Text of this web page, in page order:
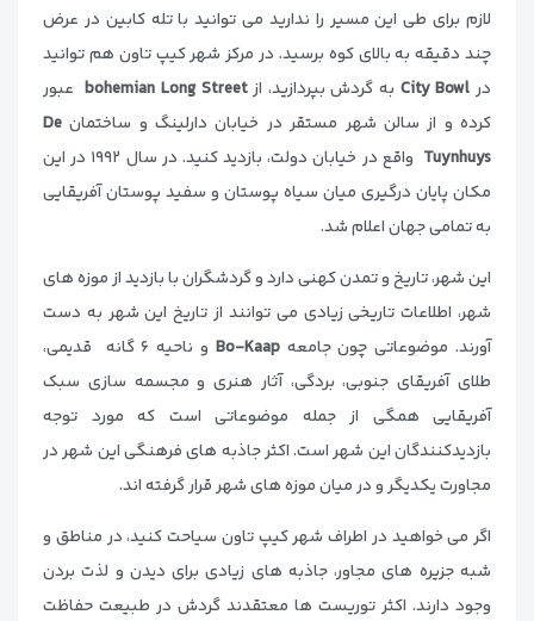
لازم برای طی این مسیر را ندارید می توانید با تله کابین در عرض
چند دقیقه به بالای کوه برسید. در مرکز شهر کیپ تاون هم توانید
در City Bowl به گردش بپردازید، ازbohemian Long Streetعبور
کرده و از سالن شهر مستقر در خیابان دارلینگ و ساختمان De
Tuynhuys
واقع در خیابان دولت، بازدید کنید. در سال ۱۹۹۲ در این
مکان پایان درگیری میان سیاه پوستان و سفید پوستان آفریقایی
به تمامی جهان اعلام شد.
این شهر، تاریخ و تمدن کهنی دارد و گردشگران با بازدید از موزه های
شهر، اطلاعات تاریخی زیادی می توانند از تاریخ این شهر به دست
آورند. موضوعاتی چون جامعهBo-Kaap
و ناحیه ۶ گانه قدیمی،
طلای آفریقای جنوبی، بردگی، آثار هنری و مجسمه سازی سبک
آفریقایی همگی از جمله موضوعاتی است که مورد توجه
بازدیدکنندگان این شهر است. اکثر جاذبه های فرهنگی این شهر در
مجاورت یکدیگر و در میان موزه های شهر قرار گرفته اند.
اگر می خواهید در اطراف شهر کیپ تاون سیاحت کنید، در مناطق و
شبه جزیره های مجاور، جاذبه های زیادی برای دیدن و لذت بردن
وجود دارند. اکثر توریست ها معتقدند گردش در طبیعت حفاظت